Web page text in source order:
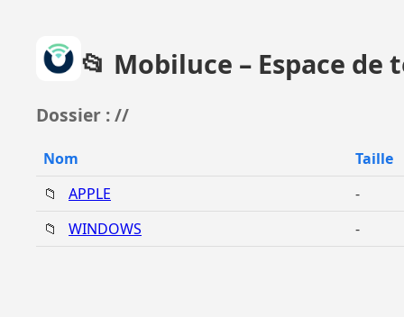
📂 Mobiluce – Espace
Dossier : //
Nom
Taille
📁
APPLE
-
📁
WINDOWS -